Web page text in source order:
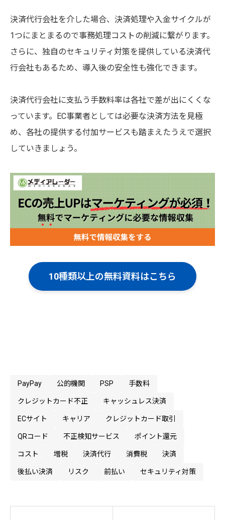
決済代行会社を介した場合、決済処理や入金サイクルが
1つにまとまるので事務処理コストの削減に繋がります。
さらに、独自のセキュリティ対策を提供している決済代
行会社もあるため、導入後の安全性も強化できます。
決済代行会社に支払う手数料率は各社で差が出にくくな
っています。EC事業者としては必要な決済方法を見極
め、各社の提供する付加サービスも踏まえたうえで選択
していきましょう。
10種類以上の無料資料はこちら
PayPay 公的機関 PSP 手数料
クレジットカード不正 キャッシュレス決済
ECサイト キャリア クレジットカード取引
QRコード 不正検知サービス ポイント還元
コスト 増税 決済代行 消費税 決済
後払い決済 リスク 前払い セキュリティ対策